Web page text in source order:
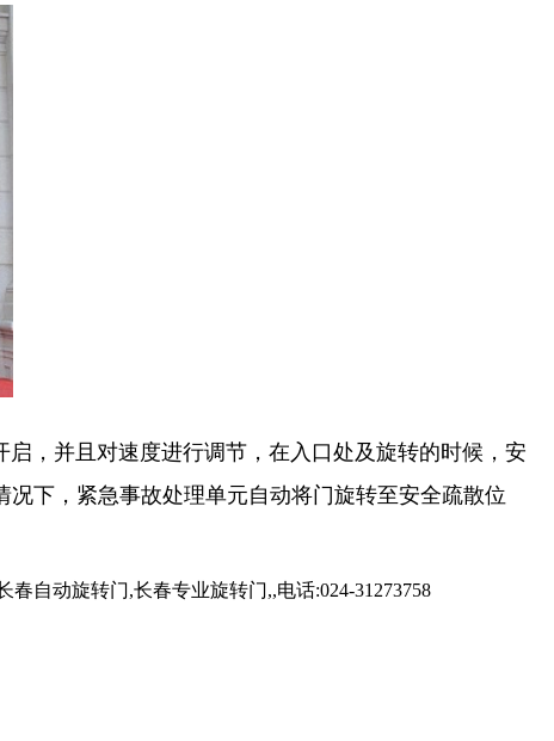
，并且对速度进行调节，在入口处及旋转的时候，安
下，紧急事故处理单元自动将门旋转至安全疏散位
自动旋转门,长春专业旋转门,,电话:024-31273758